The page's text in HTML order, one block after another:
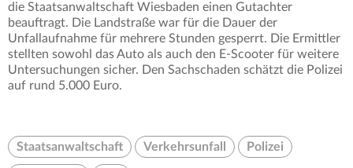
die Staatsanwaltschaft Wiesbaden einen Gutachter
beauftragt. Die Landstraße war für die Dauer der
Unfallaufnahme für mehrere Stunden gesperrt. Die Ermittler
stellten sowohl das Auto als auch den E-Scooter für weitere
Untersuchungen sicher. Den Sachschaden schätzt die Polizei
auf rund 5.000 Euro.
Staatsanwaltschaft Verkehrsunfall Polizei